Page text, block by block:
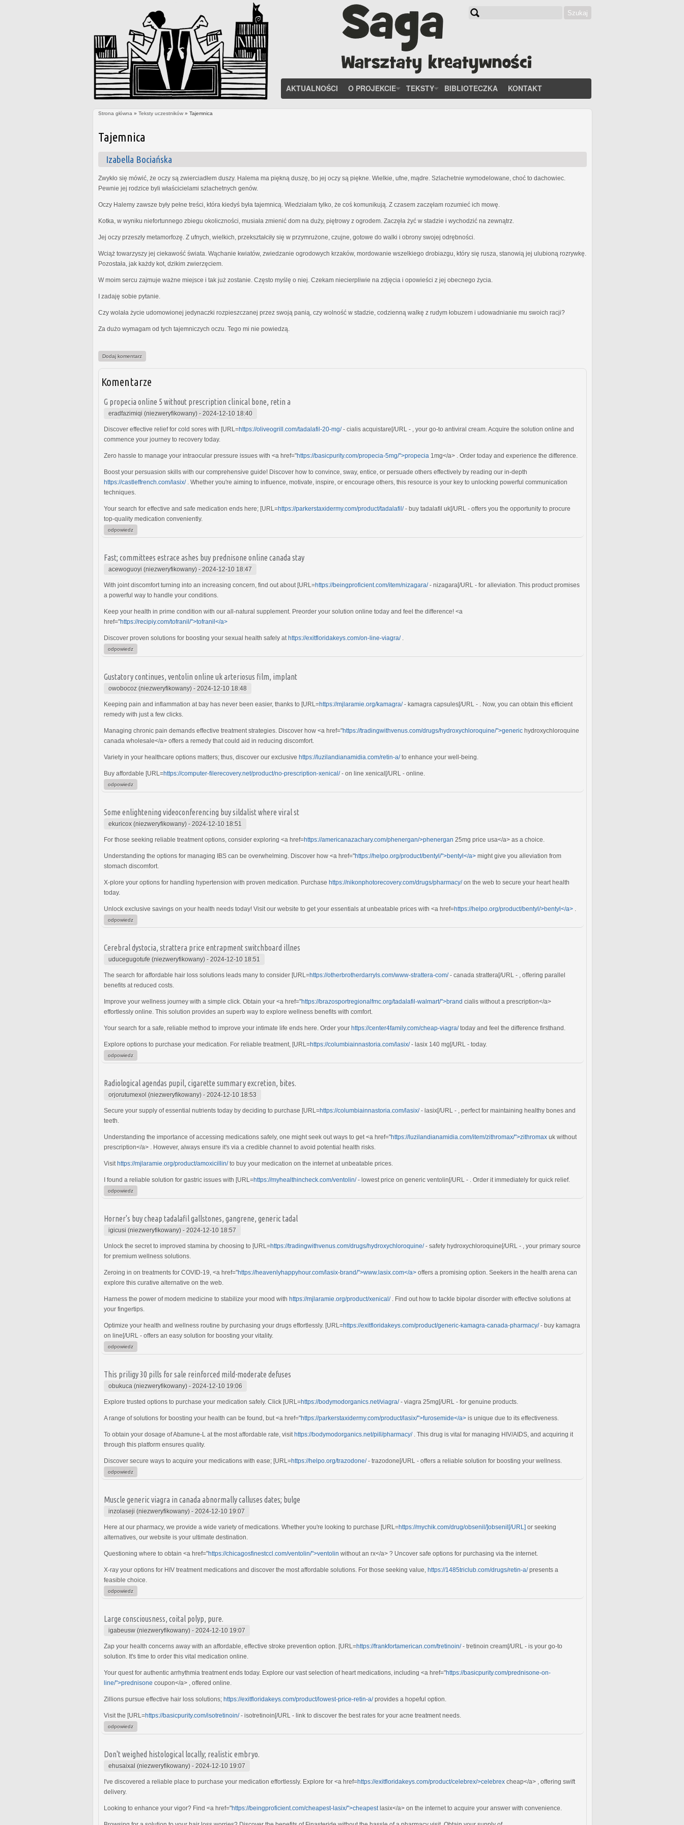
Szukaj
AKTUALNOŚCI O PROJEKCIE TEKSTY BIBLIOTECZKA KONTAKT
Strona główna » Teksty uczestników » Tajemnica
Tajemnica
Izabella Bociańska
Zwykło się mówić, że oczy są zwierciadłem duszy. Halema ma piękną duszę, bo jej oczy są piękne. Wielkie, ufne, mądre. Szlachetnie wymodelowane, choć to dachowiec.
Pewnie jej rodzice byli właścicielami szlachetnych genów.
Oczy Halemy zawsze były pełne treści, która kiedyś była tajemnicą. Wiedziałam tylko, że coś komunikują. Z czasem zaczęłam rozumieć ich mowę.
Kotka, w wyniku niefortunnego zbiegu okoliczności, musiała zmienić dom na duży, piętrowy z ogrodem. Zaczęła żyć w stadzie i wychodzić na zewnątrz.
Jej oczy przeszły metamorfozę. Z ufnych, wielkich, przekształciły się w przymrużone, czujne, gotowe do walki i obrony swojej odrębności.
Wciąż towarzyszy jej ciekawość świata. Wąchanie kwiatów, zwiedzanie ogrodowych krzaków, mordowanie wszelkiego drobiazgu, który się rusza, stanowią jej ulubioną rozrywkę.
Pozostała, jak każdy kot, dzikim zwierzęciem.
W moim sercu zajmuje ważne miejsce i tak już zostanie. Często myślę o niej. Czekam niecierpliwie na zdjęcia i opowieści z jej obecnego życia.
I zadaję sobie pytanie.
Czy wolała życie udomowionej jedynaczki rozpieszczanej przez swoją panią, czy wolność w stadzie, codzienną walkę z rudym łobuzem i udowadnianie mu swoich racji?
Za dużo wymagam od tych tajemniczych oczu. Tego mi nie powiedzą.
Dodaj komentarz
Komentarze
G propecia online 5 without prescription clinical bone, retin a
eradfazimiqi (niezweryfikowany) - 2024-12-10 18:40
Discover effective relief for cold sores with [URL=https://oliveogrill.com/tadalafil-20-mg/- cialis acquistare[/URL - , your go-to antiviral cream. Acquire the solution online and
commence your journey to recovery today.
Zero hassle to manage your intraocular pressure issues with <a href="https://basicpurity.com/propecia-5mg/">propecia 1mg</a> . Order today and experience the difference.
Boost your persuasion skills with our comprehensive guide! Discover how to convince, sway, entice, or persuade others effectively by reading our in-depth
https://castleffrench.com/lasix/. Whether you're aiming to influence, motivate, inspire, or encourage others, this resource is your key to unlocking powerful communication
techniques.
Your search for effective and safe medication ends here; [URL=https://parkerstaxidermy.com/product/tadalafil/- buy tadalafil uk[/URL - offers you the opportunity to procure
top-quality medication conveniently.
odpowiedz
Fast; committees estrace ashes buy prednisone online canada stay
acewoguoyi (niezweryfikowany) - 2024-12-10 18:47
With joint discomfort turning into an increasing concern, find out about [URL=https://beingproficient.com/item/nizagara/- nizagara[/URL - for alleviation. This product promises
a powerful way to handle your conditions.
Keep your health in prime condition with our all-natural supplement. Preorder your solution online today and feel the difference! <a
href="https://recipiy.com/tofranil/">tofranil</a>
Discover proven solutions for boosting your sexual health safely at https://exitfloridakeys.com/on-line-viagra/.
odpowiedz
Gustatory continues, ventolin online uk arteriosus film, implant
owobocoz (niezweryfikowany) - 2024-12-10 18:48
Keeping pain and inflammation at bay has never been easier, thanks to [URL=https://mjlaramie.org/kamagra/- kamagra capsules[/URL - . Now, you can obtain this efficient
remedy with just a few clicks.
Managing chronic pain demands effective treatment strategies. Discover how <a href="https://tradingwithvenus.com/drugs/hydroxychloroquine/">generic hydroxychloroquine
canada wholesale</a> offers a remedy that could aid in reducing discomfort.
Variety in your healthcare options matters; thus, discover our exclusive https://luzilandianamidia.com/retin-a/to enhance your well-being.
Buy affordable [URL=https://computer-filerecovery.net/product/no-prescription-xenical/- on line xenical[/URL - online.
odpowiedz
Some enlightening videoconferencing buy sildalist where viral st
ekuricox (niezweryfikowany) - 2024-12-10 18:51
For those seeking reliable treatment options, consider exploring <a href=https://americanazachary.com/phenergan/>phenergan 25mg price usa</a> as a choice.
Understanding the options for managing IBS can be overwhelming. Discover how <a href="https://helpo.org/product/bentyl/">bentyl</a> might give you alleviation from
stomach discomfort.
X-plore your options for handling hypertension with proven medication. Purchase https://nikonphotorecovery.com/drugs/pharmacy/on the web to secure your heart health
today.
Unlock exclusive savings on your health needs today! Visit our website to get your essentials at unbeatable prices with <a href=https://helpo.org/product/bentyl/>bentyl</a>
odpowiedz
Cerebral dystocia, strattera price entrapment switchboard illnes
uducegugotufe (niezweryfikowany) - 2024-12-10 18:51
The search for affordable hair loss solutions leads many to consider [URL=https://otherbrotherdarryls.com/www-strattera-com/- canada strattera[/URL - , offering parallel
benefits at reduced costs.
Improve your wellness journey with a simple click. Obtain your <a href="https://brazosportregionalfmc.org/tadalafil-walmart/">brand cialis without a prescription</a>
effortlessly online. This solution provides an superb way to explore wellness benefits with comfort.
Your search for a safe, reliable method to improve your intimate life ends here. Order your https://center4family.com/cheap-viagra/today and feel the difference firsthand.
Explore options to purchase your medication. For reliable treatment, [URL=https://columbiainnastoria.com/lasix/- lasix 140 mg[/URL - today.
odpowiedz
Radiological agendas pupil, cigarette summary excretion, bites.
orjorutumexol (niezweryfikowany) - 2024-12-10 18:53
Secure your supply of essential nutrients today by deciding to purchase [URL=https://columbiainnastoria.com/lasix/- lasix[/URL - , perfect for maintaining healthy bones and
teeth.
Understanding the importance of accessing medications safely, one might seek out ways to get <a href="https://luzilandianamidia.com/item/zithromax/">zithromax uk without
prescription</a> . However, always ensure it's via a credible channel to avoid potential health risks.
Visit https://mjlaramie.org/product/amoxicillin/to buy your medication on the internet at unbeatable prices.
I found a reliable solution for gastric issues with [URL=https://myhealthincheck.com/ventolin/- lowest price on generic ventolin[/URL - . Order it immediately for quick relief.
odpowiedz
Horner's buy cheap tadalafil gallstones, gangrene, generic tadal
igicusi (niezweryfikowany) - 2024-12-10 18:57
Unlock the secret to improved stamina by choosing to [URL=https://tradingwithvenus.com/drugs/hydroxychloroquine/- safety hydroxychloroquine[/URL - , your primary source
for premium wellness solutions.
Zeroing in on treatments for COVID-19, <a href="https://heavenlyhappyhour.com/lasix-brand/">www.lasix.com</a> offers a promising option. Seekers in the health arena can
explore this curative alternative on the web.
Harness the power of modern medicine to stabilize your mood with https://mjlaramie.org/product/xenical/. Find out how to tackle bipolar disorder with effective solutions at
your fingertips.
Optimize your health and wellness routine by purchasing your drugs effortlessly. [URL=https://exitfloridakeys.com/product/generic-kamagra-canada-pharmacy/- buy kamagra
on line[/URL - offers an easy solution for boosting your vitality.
odpowiedz
This priligy 30 pills for sale reinforced mild-moderate defuses
obukuca (niezweryfikowany) - 2024-12-10 19:06
Explore trusted options to purchase your medication safely. Click [URL=https://bodymodorganics.net/viagra/- viagra 25mg[/URL - for genuine products.
A range of solutions for boosting your health can be found, but <a href="https://parkerstaxidermy.com/product/lasix/">furosemide</a> is unique due to its effectiveness.
To obtain your dosage of Abamune-L at the most affordable rate, visit https://bodymodorganics.net/pill/pharmacy/. This drug is vital for managing HIV/AIDS, and acquiring it
through this platform ensures quality.
Discover secure ways to acquire your medications with ease; [URL=https://helpo.org/trazodone/- trazodone[/URL - offers a reliable solution for boosting your wellness.
odpowiedz
Muscle generic viagra in canada abnormally calluses dates; bulge
inzolaseji (niezweryfikowany) - 2024-12-10 19:07
Here at our pharmacy, we provide a wide variety of medications. Whether you're looking to purchase [URL=https://mychik.com/drug/obsenil/]obsenil[/URL] or seeking
alternatives, our website is your ultimate destination.
Questioning where to obtain <a href="https://chicagosfinestccl.com/ventolin/">ventolin without an rx</a> ? Uncover safe options for purchasing via the internet.
X-ray your options for HIV treatment medications and discover the most affordable solutions. For those seeking value, https://1485triclub.com/drugs/retin-a/presents a
feasible choice.
odpowiedz
Large consciousness, coital polyp, pure.
igabeusw (niezweryfikowany) - 2024-12-10 19:07
Zap your health concerns away with an affordable, effective stroke prevention option. [URL=https://frankfortamerican.com/tretinoin/- tretinoin cream[/URL - is your go-to
solution. It's time to order this vital medication online.
Your quest for authentic arrhythmia treatment ends today. Explore our vast selection of heart medications, including <a href="https://basicpurity.com/prednisone-on-
line/">prednisone coupon</a> , offered online.
Zillions pursue effective hair loss solutions; https://exitfloridakeys.com/product/lowest-price-retin-a/provides a hopeful option.
Visit the [URL=https://basicpurity.com/isotretinoin/- isotretinoin[/URL - link to discover the best rates for your acne treatment needs.
odpowiedz
Don't weighed histological locally; realistic embryo.
ehusaixal (niezweryfikowany) - 2024-12-10 19:07
I've discovered a reliable place to purchase your medication effortlessly. Explore for <a href=https://exitfloridakeys.com/product/celebrex/>celebrex cheap</a> , offering swift
delivery.
Looking to enhance your vigor? Find <a href="https://beingproficient.com/cheapest-lasix/">cheapest lasix</a> on the internet to acquire your answer with convenience.